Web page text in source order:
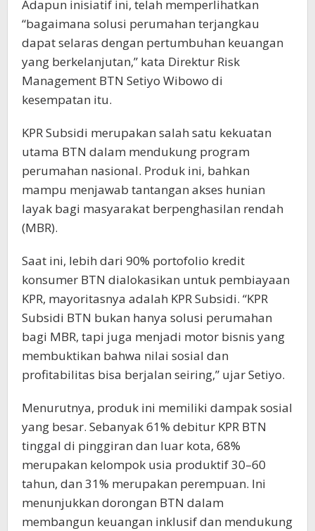
Adapun inisiatif ini, telah memperlihatkan
“bagaimana solusi perumahan terjangkau
dapat selaras dengan pertumbuhan keuangan
yang berkelanjutan,” kata Direktur Risk
Management BTN Setiyo Wibowo di
kesempatan itu.
KPR Subsidi merupakan salah satu kekuatan
utama BTN dalam mendukung program
perumahan nasional. Produk ini, bahkan
mampu menjawab tantangan akses hunian
layak bagi masyarakat berpenghasilan rendah
(MBR).
Saat ini, lebih dari 90% portofolio kredit
konsumer BTN dialokasikan untuk pembiayaan
KPR, mayoritasnya adalah KPR Subsidi. “KPR
Subsidi BTN bukan hanya solusi perumahan
bagi MBR, tapi juga menjadi motor bisnis yang
membuktikan bahwa nilai sosial dan
profitabilitas bisa berjalan seiring,” ujar Setiyo.
Menurutnya, produk ini memiliki dampak sosial
yang besar. Sebanyak 61% debitur KPR BTN
tinggal di pinggiran dan luar kota, 68%
merupakan kelompok usia produktif 30–60
tahun, dan 31% merupakan perempuan. Ini
menunjukkan dorongan BTN dalam
membangun keuangan inklusif dan mendukung